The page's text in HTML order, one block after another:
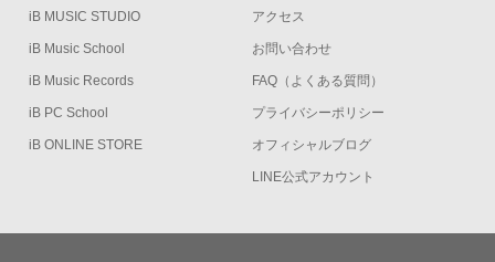
iB MUSIC STUDIO
iB Music School
iB Music Records
iB PC School
iB ONLINE STORE
アクセス
お問い合わせ
FAQ（よくある質問）
プライバシーポリシー
オフィシャルブログ
LINE公式アカウント